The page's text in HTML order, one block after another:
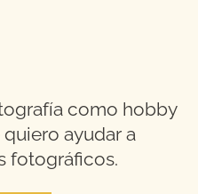
como hobby
ayudar a
fotográficos.